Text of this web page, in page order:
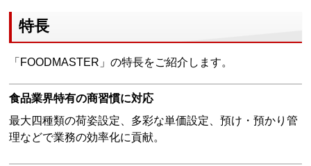
特長
「FOODMASTER」の特長をご紹介します。
食品業界特有の商習慣に対応
最大四種類の荷姿設定、多彩な単価設定、預け・預かり管
理などで業務の効率化に貢献。